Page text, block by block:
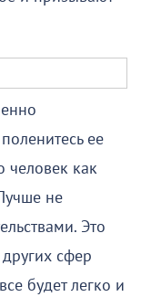
ее
человек как
не
Это
сфер
будет легко и